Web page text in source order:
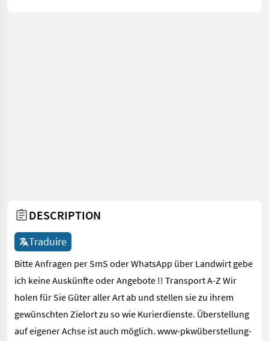
DESCRIPTION
Traduire
Bitte Anfragen per SmS oder WhatsApp über Landwirt gebe
ich keine Auskünfte oder Angebote !! Transport A-Z Wir
holen für Sie Güter aller Art ab und stellen sie zu ihrem
gewünschten Zielort zu so wie Kurierdienste. Überstellung
auf eigener Achse ist auch möglich. www-pkwüberstellung-